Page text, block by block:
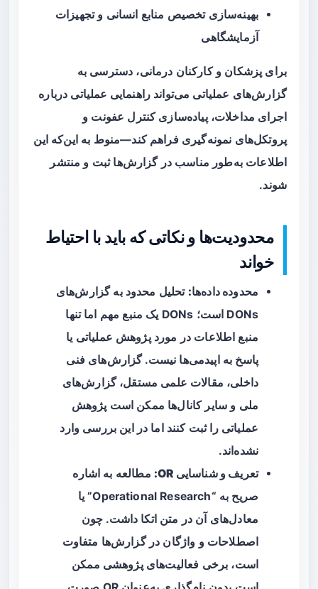
بهینه‌سازی تخصیص منابع انسانی و تجهیزات
آزمایشگاهی
برای پزشکان و کارکنان درمانی، دسترسی به
گزارش‌های عملیاتی می‌تواند راهنمایی عملیاتی درباره
اجرای مداخلات، پیاده‌سازی کنترل عفونت و
پروتکل‌های نمونه‌گیری فراهم کند—منوط به این‌که این
اطلاعات به‌طور مناسب در گزارش‌ها ثبت و منتشر
شوند.
محدودیت‌ها و نکاتی که باید با احتیاط
خواند
محدوده داده‌ها: تحلیل محدود به گزارش‌های
DONs است؛ DONs یک منبع مهم اما تنها
منبع اطلاعات در مورد پژوهش عملیاتی یا
پاسخ به اپیدمی‌ها نیست. گزارش‌های فنی
داخلی، مقالات علمی مستقل، گزارش‌های
ملی و سایر کانال‌ها ممکن است پژوهش
عملیاتی را ثبت کنند اما در این بررسی وارد
نشده‌اند.
تعریف و شناسایی OR:
مطالعه به اشاره
صریح به “Operational Research” یا
معادل‌های آن در متن اتکا داشت. چون
اصطلاحات و واژگان در گزارش‌ها متفاوت
است، برخی فعالیت‌های پژوهشی ممکن